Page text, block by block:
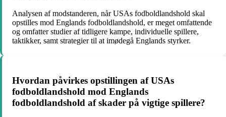
Analysen af modstanderen, når USAs fodboldlandshold skal
opstilles mod Englands fodboldlandshold, er meget omfattende
og omfatter studier af tidligere kampe, individuelle spillere,
taktikker, samt strategier til at imødegå Englands styrker.
Hvordan påvirkes opstillingen af USAs
fodboldlandshold mod Englands
fodboldlandshold af skader på vigtige spillere?